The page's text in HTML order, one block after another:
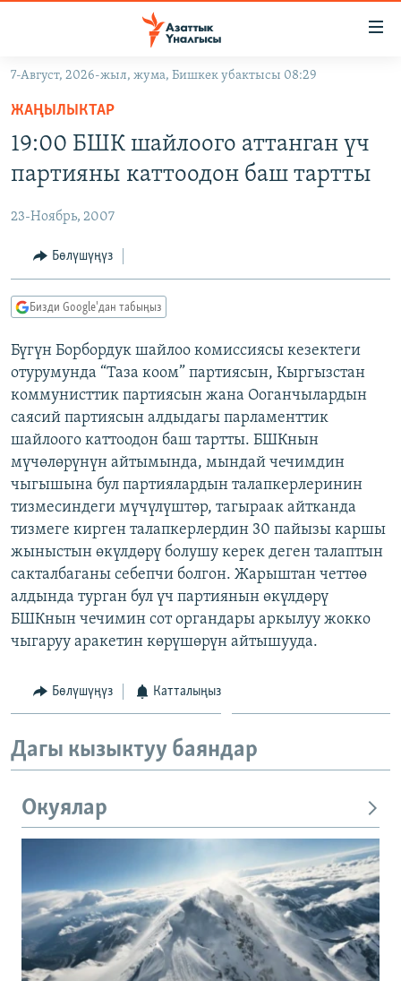
Навигацияга
өтүңүз
салыңыз
ЭКОНОМИКА
МАДАНИЯТ
БОРБОР АЗИЯ
УКРАИНА
АТАЙЫН ИЛИКТӨӨ
ТВ ПРОГРАММАЛАР
ЭКСПЕРТТЕР ТАЛДАЙТ
БИЗ ЖАНА ДҮЙНӨ
ДАНИСТЕ
ЭЖЕ-СИҢДИЛЕР
ЫҢГАЙСЫЗ СУРООЛОР
ӨЗГӨЧӨ ПИКИР
Русский
ОНЛАЙН ШЕРИНЕ
ЭЕ/АРнун бардык сайттары
7-Август, 2026-жыл, жума, Бишкек убактысы 08:29
ЖАҢЫЛЫКТАР
19:00 БШК шайлоого аттанган үч
партияны каттоодон баш тартты
23-Ноябрь, 2007
Бөлүшүңүз
Бизди Google'дан табыңыз
Бүгүн Борбордук шайлоо комиссиясы кезектеги
отурумунда “Таза коом” партиясын, Кыргызстан
коммунисттик партиясын жана Ооганчылардын
саясий партиясын алдыдагы парламенттик
шайлоого каттоодон баш тартты. БШКнын
мүчөлөрүнүн айтымында, мындай чечимдин
чыгышына бул партиялардын талапкерлеринин
тизмесиндеги мүчүлүштөр, тагыраак айтканда
тизмеге кирген талапкерлердин 30 пайызы каршы
жыныстын өкүлдөрү болушу керек деген талаптын
сакталбаганы себепчи болгон. Жарыштан четтөө
алдында турган бул үч партиянын өкүлдөрү
БШКнын чечимин сот органдары аркылуу жокко
чыгаруу аракетин көрүшөрүн айтышууда.
Бөлүшүңүз Катталыңыз
Дагы кызыктуу баяндар
Окуялар